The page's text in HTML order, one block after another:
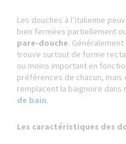
Les douches à l’italienne
bien fermées partiellement
pare-douche.
trouve surtout de forme
ou moins important en
préférences de chacun, mais
remplacent la baignoire dans
de bain.
Les caractéristiques des